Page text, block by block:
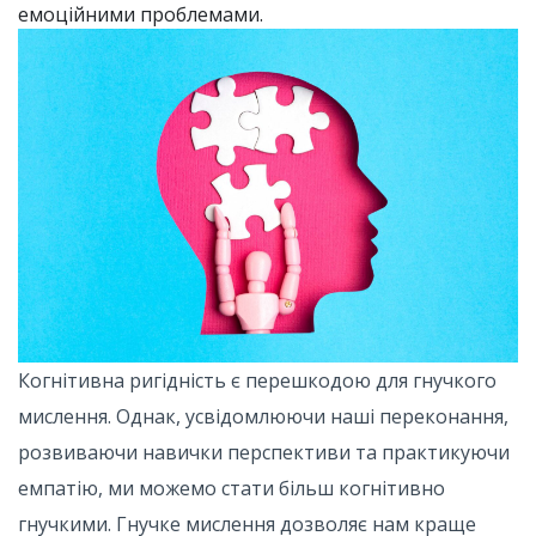
емоційними проблемами.
Когнітивна ригідність є перешкодою для гнучкого
мислення. Однак, усвідомлюючи наші переконання,
розвиваючи навички перспективи та практикуючи
емпатію, ми можемо стати більш когнітивно
гнучкими. Гнучке мислення дозволяє нам краще